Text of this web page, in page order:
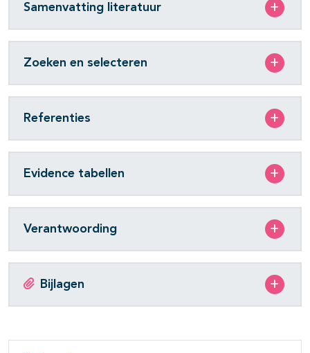
Samenvatting literatuur
Zoeken en selecteren
Referenties
Evidence tabellen
Verantwoording
Bijlagen